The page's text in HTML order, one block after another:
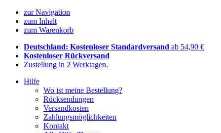
zur Navigation
zum Inhalt
zum Warenkorb
Deutschland: Kostenloser Standardversand ab 54,90 €
Kostenloser Rückversand
Zustellung in 2 Werktagen.
Hilfe
Wo ist meine Bestellung?
Rücksendungen
Versandkosten
Zahlungsmöglichkeiten
Kontakt